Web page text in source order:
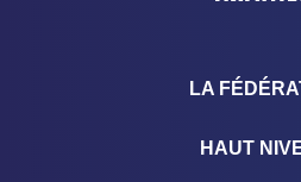
LA
HAUT